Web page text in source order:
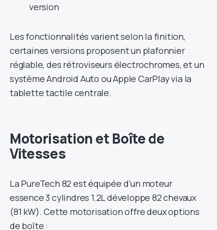
version
Les fonctionnalités varient selon la finition,
certaines versions proposent un plafonnier
réglable, des rétroviseurs électrochromes, et un
système Android Auto ou Apple CarPlay via la
tablette tactile centrale.
Motorisation et Boîte de
Vitesses
La PureTech 82 est équipée d’un moteur
essence 3 cylindres 1.2L développe 82 chevaux
(81 kW). Cette motorisation offre deux options
de boîte :